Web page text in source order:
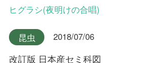
昆虫 2018/07/06